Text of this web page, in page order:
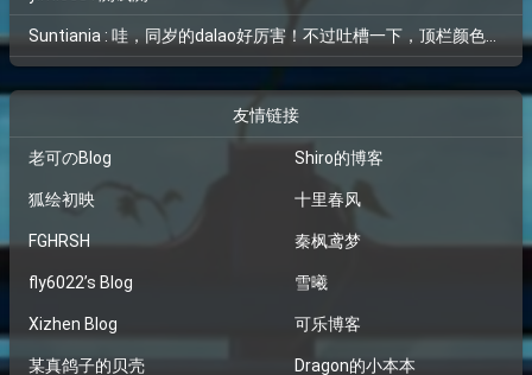
友情链接
老可のBlog Shiro的博客
狐绘初映 十里春风
FGHRSH 秦枫鸢梦
fly6022’s Blog 雪曦
Xizhen Blog 可乐博客
某真鸽子的贝壳 Dragon的小本本